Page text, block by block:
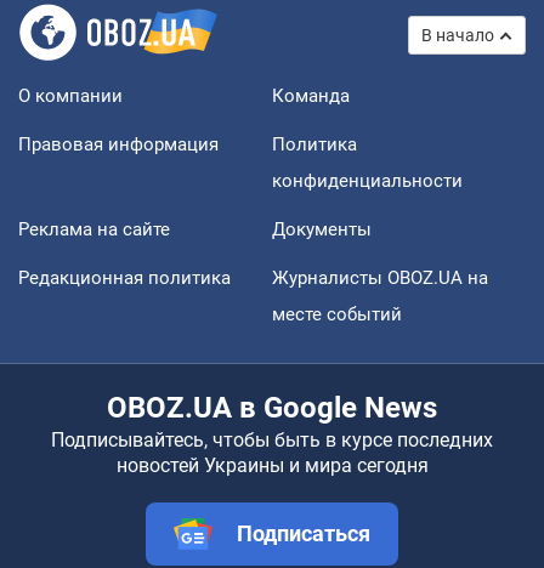
В начало
О компании Команда
Правовая информация
Политика
конфиденциальности
Реклама на сайте Документы
Редакционная политика
Журналисты OBOZ.UA на
месте событий
OBOZ.UA в Google News
Подписывайтесь, чтобы быть в курсе последних
новостей Украины и мира сегодня
Подписаться